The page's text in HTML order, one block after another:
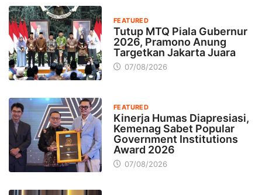
FEATURED
Tutup MTQ Piala Gubernur
2026, Pramono Anung
Targetkan Jakarta Juara
07/08/2026
FEATURED
Kinerja Humas Diapresiasi,
Kemenag Sabet Popular
Government Institutions
Award 2026
07/08/2026